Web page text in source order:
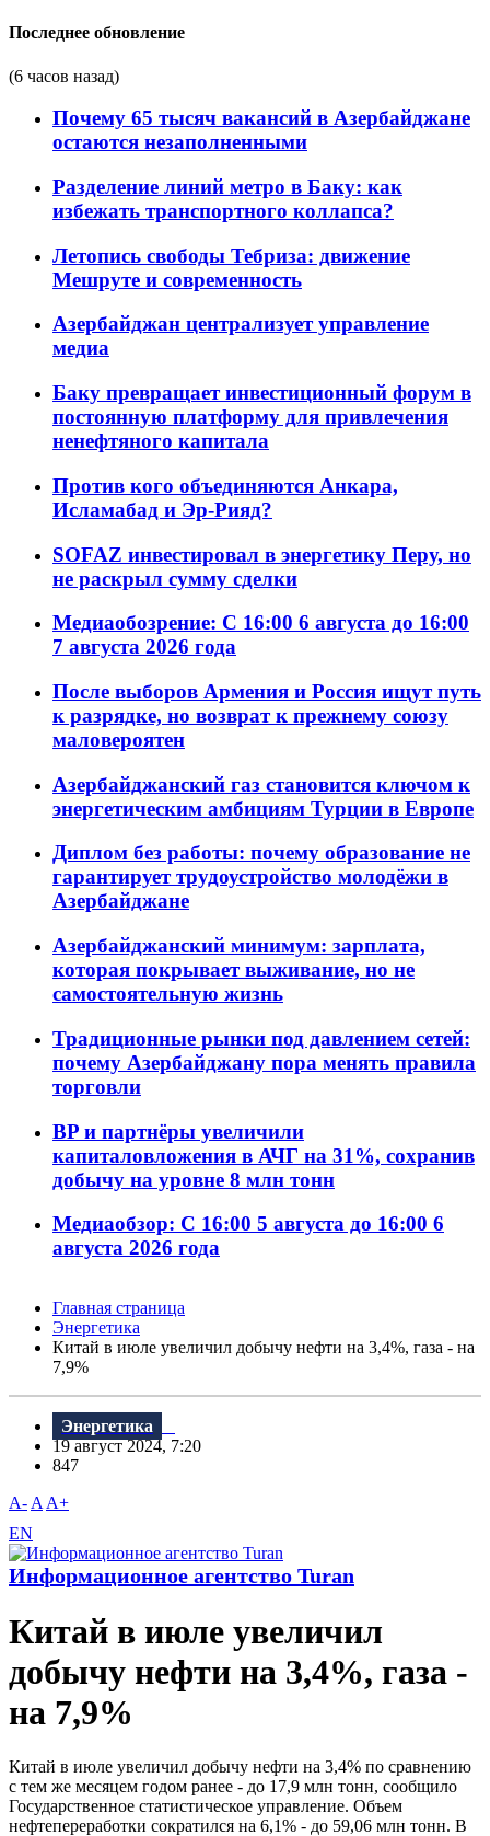
Последнее обновление
(6 часов назад)
Почему 65 тысяч вакансий в Азербайджане
остаются незаполненными
Разделение линий метро в Баку: как
избежать транспортного коллапса?
Летопись свободы Тебриза: движение
Мешруте и современность
Азербайджан централизует управление
медиа
Баку превращает инвестиционный форум в
постоянную платформу для привлечения
ненефтяного капитала
Против кого объединяются Анкара,
Исламабад и Эр-Рияд?
SOFAZ инвестировал в энергетику Перу, но
не раскрыл сумму сделки
Медиаобозрение: С 16:00 6 августа до 16:00
7 августа 2026 года
После выборов Армения и Россия ищут путь
к разрядке, но возврат к прежнему союзу
маловероятен
Азербайджанский газ становится ключом к
энергетическим амбициям Турции в Европе
Диплом без работы: почему образование не
гарантирует трудоустройство молодёжи в
Азербайджане
Азербайджанский минимум: зарплата,
которая покрывает выживание, но не
самостоятельную жизнь
Традиционные рынки под давлением сетей:
почему Азербайджану пора менять правила
торговли
BP и партнёры увеличили
капиталовложения в АЧГ на 31%, сохранив
добычу на уровне 8 млн тонн
Медиаобзор: С 16:00 5 августа до 16:00 6
августа 2026 года
Главная страница
Энергетика
Китай в июле увеличил добычу нефти на 3,4%, газа - на
7,9%
Энергетика
19 август 2024, 7:20
847
A- A A+
EN
Информационное агентство Turan
Китай в июле увеличил
добычу нефти на 3,4%, газа -
на 7,9%
Китай в июле увеличил добычу нефти на 3,4% по сравнению
с тем же месяцем годом ранее - до 17,9 млн тонн, сообщило
Государственное статистическое управление. Объем
нефтепереработки сократился на 6,1% - до 59,06 млн тонн. В